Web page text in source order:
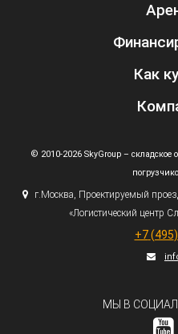
Как
© 2010-2026 SkyGroup – складское
г.Москва, Проектируемый
«Логистический центр
+7 (495
МЫ В